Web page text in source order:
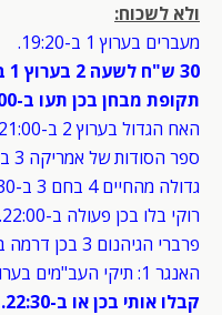
ולא לשכוח:
מעברים בערוץ 1 ב-19:20.
30 ש"ח לשעה 2 בערוץ 1 ב-21:00.
תקופת מבחן בכן תעו ב-21:00.
האח הגדול בערוץ 2 ב-21:00.
ספר הסודות של אמריקה 3 בערוץ ההיסטוריה ב-21:20.
גדולה מהחיים 4 בחם 3 ב-21:30.
רוקי בלו בכן פעולה ב-22:00.
פרברי הגיהנום 3 בכן דרמה ב-22:00.
האנגר 1: תיקי העב"מים בערוץ ההיסטוריה ב-22:10.
קבלו אותי בכן או ב-22:30.